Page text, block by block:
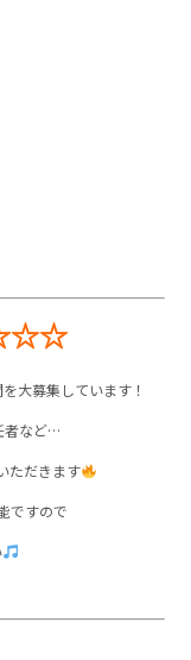
大募集しています！
者など…
ただきます
ですので